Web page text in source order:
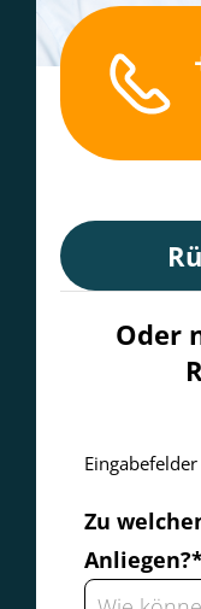
Oder
Zu